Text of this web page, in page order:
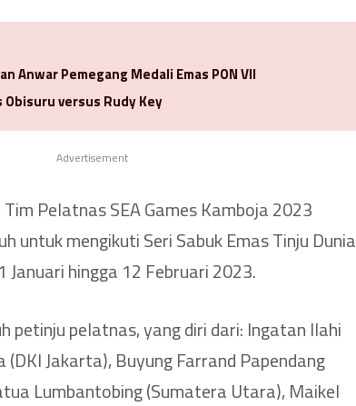
Anwar Pemegang Medali Emas PON VII
versus Rudy Key
Advertisement
Pelatnas SEA Games Kamboja 2023
untuk mengikuti Seri Sabuk Emas Tinju Dunia
hingga 12 Februari 2023.
petinju pelatnas, yang diri dari: Ingatan Ilahi
(DKI Jakarta), Buyung Farrand Papendang
Lumbantobing (Sumatera Utara), Maikel